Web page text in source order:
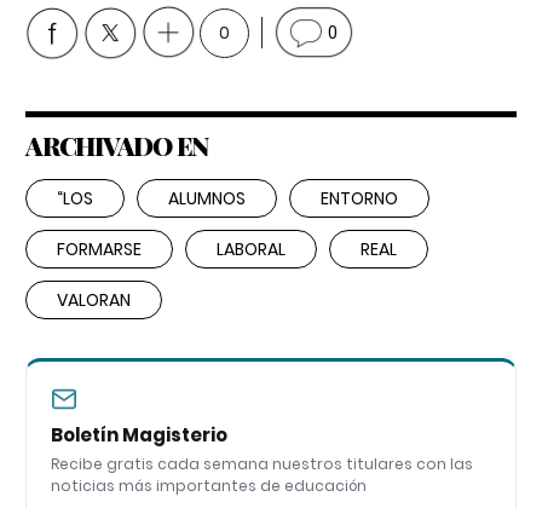
0 0
ARCHIVADO EN
“LOS ALUMNOS ENTORNO
FORMARSE LABORAL REAL
VALORAN
Boletín Magisterio
Recibe gratis cada semana nuestros titulares con las
noticias más importantes de educación